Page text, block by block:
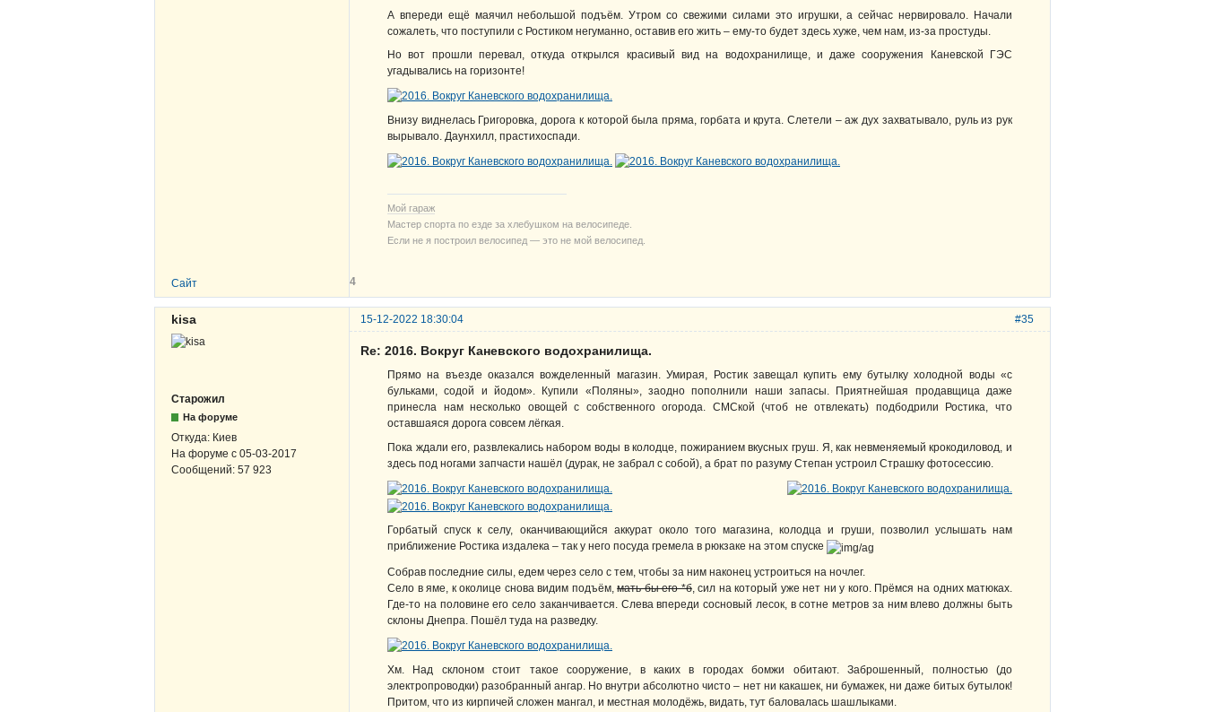
А впереди ещё маячил небольшой подъём. Утром со свежими силами это игрушки, а сейчас нервировало. Начали
сожалеть, что поступили с Ростиком негуманно, оставив его жить – ему-то будет здесь хуже, чем нам, из-за простуды.
Но вот прошли перевал, откуда открылся красивый вид на водохранилище, и даже сооружения Каневской ГЭС
угадывались на горизонте!
Внизу виднелась Григоровка, дорога к которой была пряма, горбата и крута. Слетели – аж дух захватывало, руль из рук
вырывало. Даунхилл, прастихоспади.
Мой гараж
Мастер спорта по езде за хлебушком на велосипеде.
Если не я построил велосипед — это не мой велосипед.
Сайт 4
#35
kisa 15-12-2022 18:30:04
Старожил
На форуме
Откуда: Киев
На форуме с 05-03-2017
Сообщений: 57 923
Re: 2016. Вокруг Каневского водохранилища.
Прямо на въезде оказался вожделенный магазин. Умирая, Ростик завещал купить ему бутылку холодной воды «с
бульками, содой и йодом». Купили «Поляны», заодно пополнили наши запасы. Приятнейшая продавщица даже
принесла нам несколько овощей с собственного огорода. СМСкой (чтоб не отвлекать) подбодрили Ростика, что
оставшаяся дорога совсем лёгкая.
Пока ждали его, развлекались набором воды в колодце, пожиранием вкусных груш. Я, как невменяемый крокодиловод, и
здесь под ногами запчасти нашёл (дурак, не забрал с собой), а брат по разуму Степан устроил Страшку фотосессию.
Горбатый спуск к селу, оканчивающийся аккурат около того магазина, колодца и груши, позволил услышать нам
приближение Ростика издалека – так у него посуда гремела в рюкзаке на этом спуске
Собрав последние силы, едем через село с тем, чтобы за ним наконец устроиться на ночлег.
Село в яме, к околице снова видим подъём,мать бы его *б, сил на который уже нет ни у кого. Прёмся на одних матюках.
Где-то на половине его село заканчивается. Слева впереди сосновый лесок, в сотне метров за ним влево должны быть
склоны Днепра. Пошёл туда на разведку.
Хм. Над склоном стоит такое сооружение, в каких в городах бомжи обитают. Заброшенный, полностью (до
электропроводки) разобранный ангар. Но внутри абсолютно чисто – нет ни какашек, ни бумажек, ни даже битых бутылок!
Притом, что из кирпичей сложен мангал, и местная молодёжь, видать, тут баловалась шашлыками.